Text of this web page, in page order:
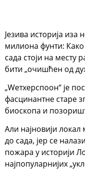
Језива историја иза
милиона фунти: Како
сада стоји на месту
бити „очишћен од
„Wетхерспоон“ је
фасцинантне старе
биоскопа и
Али најновији
до сада, јер се
пожара у историји
најпопуларнијих